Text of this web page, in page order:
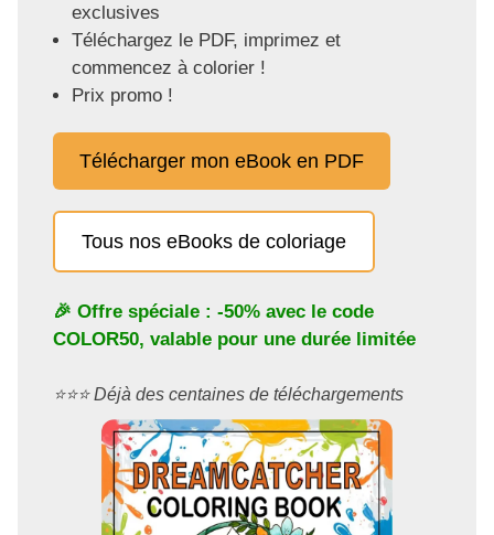
exclusives
Téléchargez le PDF, imprimez et
commencez à colorier !
Prix promo !
Télécharger mon eBook en PDF
Tous nos eBooks de coloriage
🎉 Offre spéciale : -50% avec le code
COLOR50, valable pour une durée limitée
⭐️⭐️⭐️ Déjà des centaines de téléchargements